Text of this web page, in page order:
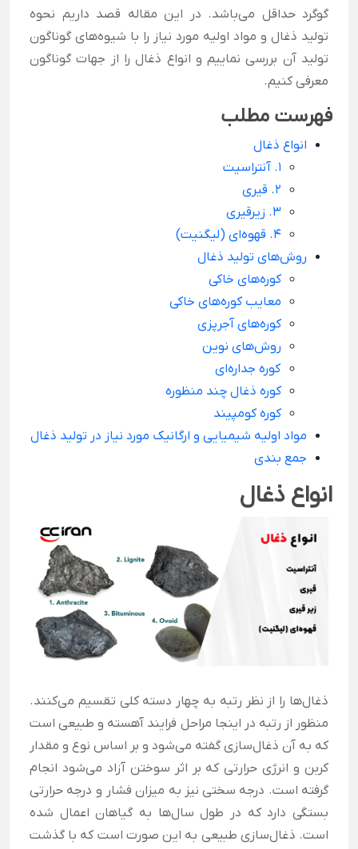
گوگرد حداقل می‌باشد. در این مقاله قصد داریم نحوه
تولید ذغال و مواد اولیه مورد نیاز را با شیوه‌های گوناگون
تولید آن بررسی نماییم و انواع ذغال را از جهات گوناگون
معرفی کنیم.
فهرست مطلب
انواع ذغال
1. آنتراسیت
2. قیری
3. زیرقیری
4. قهوه‌ای (لیگنیت)
روش‌های تولید ذغال
کوره‌های خاکی
معایب کوره‌های خاکی
کوره‌های آجرپزی
روش‌های نوین
کوره جداره‌ای
کوره ذغال چند منظوره
کوره کومپیند
مواد اولیه شیمیایی و ارگانیک مورد نیاز در تولید ذغال
جمع بندی
انواع ذغال
ذغال‌ها را از نظر رتبه به چهار دسته کلی تقسیم می‌کنند.
منظور از رتبه در اینجا مراحل فرایند آهسته و طبیعی است
که به آن ذغال‌سازی گفته می‌شود و بر اساس نوع و مقدار
کربن و انرژی حرارتی که بر اثر سوختن آزاد می‌شود انجام
گرفته است. درجه سختی نیز به میزان فشار و درجه حرارتی
بستگی دارد که در طول سال‌ها به گیاهان اعمال شده
است. ذغال‌سازی طبیعی به این صورت است که با گذشت